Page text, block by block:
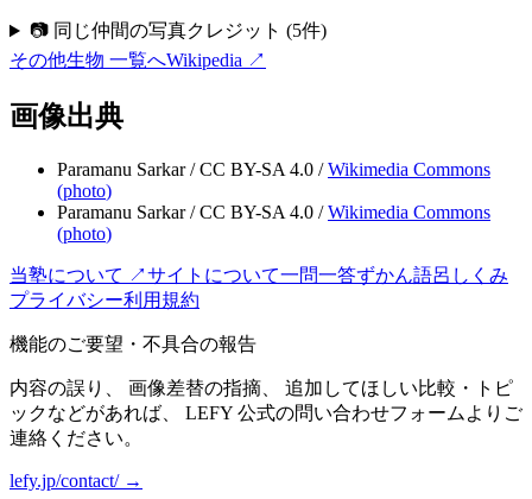
📷 同じ仲間の写真クレジット (5件)
その他生物 一覧へWikipedia ↗
画像出典
Paramanu Sarkar/CC BY-SA 4.0 / Wikimedia Commons
(photo)
Paramanu Sarkar/CC BY-SA 4.0 / Wikimedia Commons
(photo)
当塾について ↗サイトについて一問一答ずかん語呂 しくみ
プライバシー利用規約
機能のご要望・不具合の報告
内容の誤り、 画像差替の指摘、 追加してほしい比較・トピ
ックなどがあれば、 LEFY 公式の問い合わせフォームよりご
連絡ください。
lefy.jp/contact/ →